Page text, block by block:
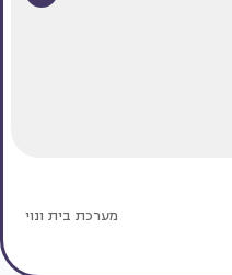
מערכת בית ונוי